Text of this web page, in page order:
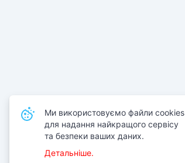
Ми використовуємо файли cookies
для надання найкращого сервісу
та безпеки ваших даних.
Детальніше.